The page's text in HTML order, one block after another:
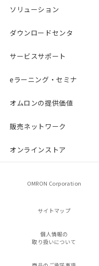
ソリューション
ダウンロードセンタ
サービスサポート
eラーニング・セミナ
オムロンの提供価値
販売ネットワーク
オンラインストア
OMRON Corporation
サイトマップ
個人情報の
取り扱いについて